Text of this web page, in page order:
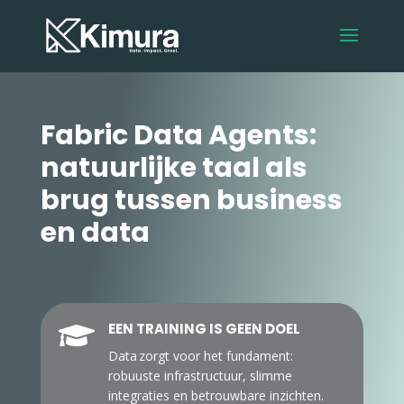
Fabric Data Agents:
natuurlijke taal als
brug tussen business
en data
 EEN TRAINING IS GEEN DOEL
Data zorgt voor het fundament:
robuuste infrastructuur, slimme
integraties en betrouwbare inzichten.